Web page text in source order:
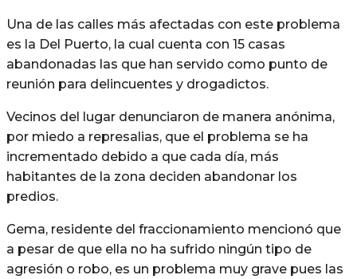
Una de las calles más afectadas con este problema
es la Del Puerto, la cual cuenta con 15 casas
abandonadas las que han servido como punto de
reunión para delincuentes y drogadictos.
Vecinos del lugar denunciaron de manera anónima,
por miedo a represalias, que el problema se ha
incrementado debido a que cada día, más
habitantes de la zona deciden abandonar los
predios.
Gema, residente del fraccionamiento mencionó que
a pesar de que ella no ha sufrido ningún tipo de
agresión o robo, es un problema muy grave pues las